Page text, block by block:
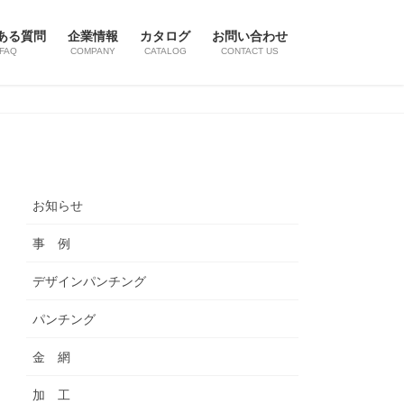
る質問
FAQ
企業情報
COMPANY
カタログ
CATALOG
お問い合わせ
CONTACT US
お知らせ
事 例
デザインパンチング
パンチング
金 網
加 工